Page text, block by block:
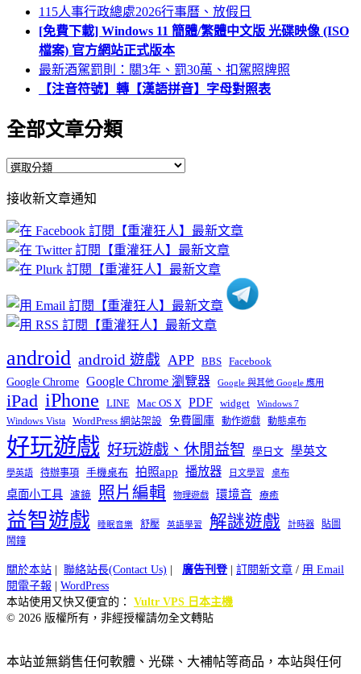
115人事行政總處2026行事曆、放假日
[免費下載] Windows 11 簡體/繁體中文版 光碟映像 (ISO
檔案) 官方網站正式版本
最新酒駕罰則：關3年、罰30萬、扣駕照牌照
【注音符號】轉【漢語拼音】字母對照表
全部文章分類
全
文
章
分
類
接收新文章通知
android android 遊戲 APP BBS Facebook
Google Chrome Google Chrome 瀏覽器 Google 與其他 Google 應用
iPad iPhone LINE Mac OS X PDF widget Windows 7
Windows Vista WordPress 網站架設 免費圖庫 動作遊戲 動態桌布
好玩遊戲 好玩遊戲、休閒益智 學日文 學英文
學英語 待辦事項 手機桌布 拍照app 播放器 日文學習 桌布
桌面小工具 濾鏡 照片編輯 物理遊戲 環境音 療癒
益智遊戲 睡眠音樂 舒壓 英語學習 解謎遊戲 計時器
貼圖
鬧鐘
關於本站 | 聯絡站長(Contact Us) | 廣告刊登| 訂閱新文章 / 用 Email
閱電子報 | WordPress
本站使用又快又便宜的： Vultr VPS 日本主機
© 2026 版權所有，非經授權請勿全文轉貼
本站並無銷售任何軟體、光碟、大補帖等商品，本站與任何